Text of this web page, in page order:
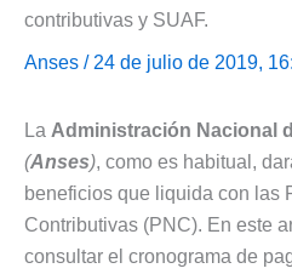
contributivas y SUAF.
Anses / 24 de julio de 2019,
La Administración Nacional
(Anses), como es habitual,
beneficios que liquida con las
Contributivas (PNC). En este
consultar el cronograma de